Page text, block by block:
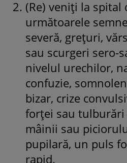
(Re) veniți la spital
următoarele
severă, grețuri,
sau scurgeri sero-
nivelul urechilor,
confuzie,
bizar, crize
forței sau
mâinii sau
pupilară, un puls
rapid.